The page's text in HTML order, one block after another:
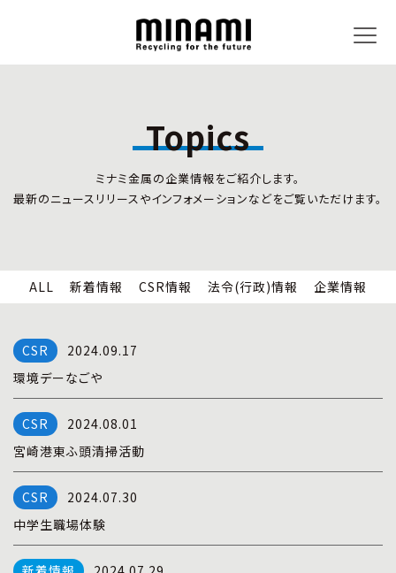
CSR情報
企業情報
全国事業所紹介
事業内容
リサイクルサービス
小型家電リサイクル法
全国の回収対応
Topics
ミナミ金属の企業情報をご紹介します。
最新のニュースリリースやインフォメーションなどをご覧いただけます。
ALL 新着情報 CSR情報 法令(行政)情報 企業情報
2024.09.17
環境デーなごや
2024.08.01
宮崎港東ふ頭清掃活動
2024.07.30
中学生職場体験